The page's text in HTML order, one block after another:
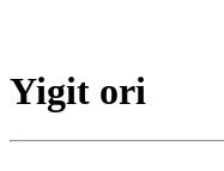
Yigit ori